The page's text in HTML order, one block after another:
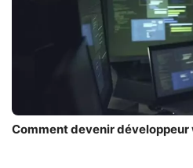
Comment devenir développeur